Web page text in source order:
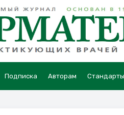
Подписка Авторам